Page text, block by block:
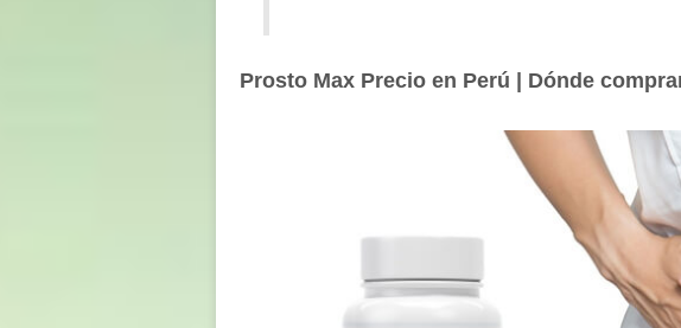
Prosto Max Precio en Perú | Dónde